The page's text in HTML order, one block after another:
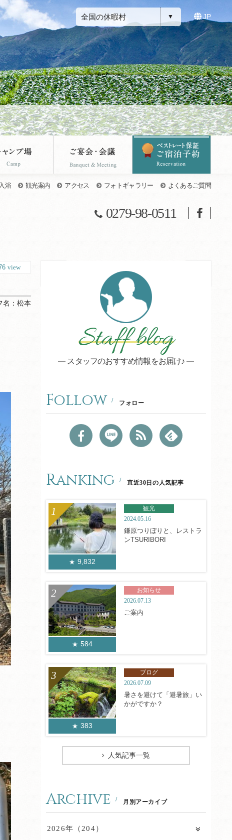
全国の休暇村 JP
浴 観光案内 アクセス フォトギャラリー よくあるご質問
0279-98-0511
view
： 松本
Staff blog
スタッフのおすすめ情報をお届け♪
Follow フォロー
Ranking 直近30日の人気記事
9,832
観光
2024.05.16
鎌原つりぼりと、レストラ
ンTSURIBORI
584
お知らせ
2026.07.13
ご案内
383
ブログ
2026.07.09
暑さを避けて「避暑旅」い
かがですか？
人気記事一覧
Archive 月別アーカイブ
2026年（204）